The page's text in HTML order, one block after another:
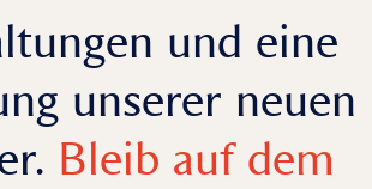
und eine
unserer neuen
Bleib auf dem